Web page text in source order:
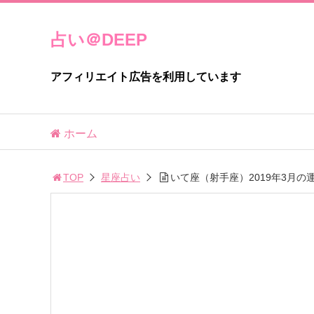
占い＠DEEP
アフィリエイト広告を利用しています
ホーム
TOP 星座占い いて座（射手座）2019年3月の